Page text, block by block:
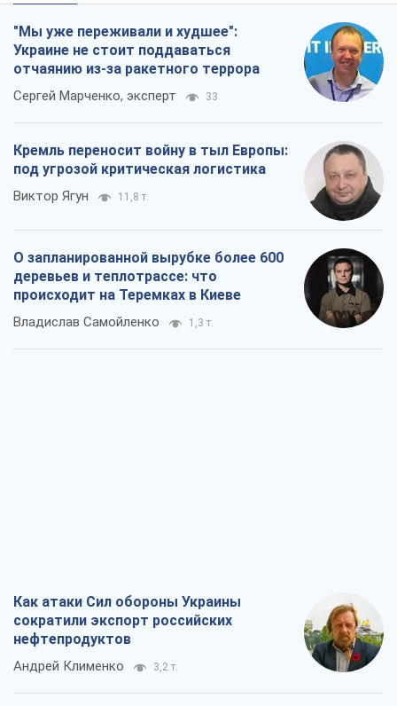
"Мы уже переживали и худшее":
Украине не стоит поддаваться
отчаянию из-за ракетного террора
Сергей Марченко, эксперт 33
Кремль переносит войну в тыл Европы:
под угрозой критическая логистика
Виктор Ягун 11,8 т.
О запланированной вырубке более 600
деревьев и теплотрассе: что
происходит на Теремках в Киеве
Владислав Самойленко 1,3 т.
Как атаки Сил обороны Украины
сократили экспорт российских
нефтепродуктов
Андрей Клименко 3,2 т.